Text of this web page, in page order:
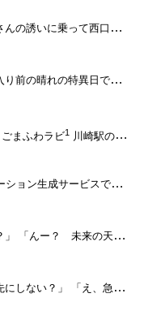
おすすめの喫茶店があってさ、という高坂さんの誘いに乗って西口から十分ほど歩いていると、飲食店が密集する路地に出た。西口を出て高架をくぐり、左に曲がってから三つ目の交差点で右へ……さらに何度か外せない曲がり角があったがもう忘れてしまった。左右のビルからにょきにょきと生えた色とりどり...
虹色ひよこの発生が確認されたのは、梅雨入り前の晴れの特異日である六月一日のことである。これはSNSで初めて虹色ひよこの動画がアップロードされた数日前にあたるが、投稿を元にした学内新聞サークルの取材によって大々的にこの日付が発生日として喧伝されたのだ。今日も昨日も「虹色 ひよこ」あ...
まふわラビ1 川崎駅の西口乗降所で腕時計を見ながら迎えを待っていたまりが、突然目の前に止まった車に少し身構えたのは、その小さな白い軽自動車の姿が彼女の予想からかけ離れていたせいだ。既に約束の10時からは20分...
SALL-Y(サリー)は高性能の現代イラストレーション生成サービスである。現代イラストレーションというのは――公式サイトによれば――現実世界を非常に精巧に再現した写真でもなく、歴史と伝統を重ねたハイアートの再生産でもなく、現代的な「生きた」ポップな絵柄の総体らしい。ここで「生きた...
「レイ、それ何？ スノードームの試作品？」 「んー？ 未来の天気が分かる高性能なひみつ道具だよ」 数十分前に夕食係としてキッチンに送り出したはずのレイがなかなか戻ってこないので様子を見に行くと、細長くて透明な瓶に白い結晶が沈んだ液体をちょうど詰め終わるところだった。本来はまな...
「ねぇ、リナ。やっぱり、結婚はもう少し先にしない？」 「え、急にどうしたの。明日あいさつに行くって、もう言ってあるんでしょ？」 「それは、そうだけど……」 突然そう切り出されて困惑するリナは、赤ペンでマルをつけながら読み進めていた旅行雑誌をソファに放り投げてから、キッチンに...